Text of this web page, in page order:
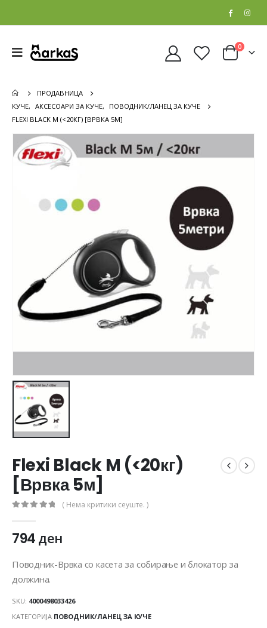
0
ПРОДАВНИЦА
КУЧЕ, АКСЕСОАРИ ЗА КУЧЕ,
ПОВОДНИК/ЛАНЕЦ ЗА КУЧЕ
FLEXI BLACK M (<20КГ) [ВРВКА 5М]
Flexi Black M (<20кг)
[Врвка 5м]
( Нема критики сеуште. )
794ден
Поводник-Врвка со касета за собирање и блокатор за
должина.
SKU: 4000498033426
КАТЕГОРИЈА ПОВОДНИК/ЛАНЕЦ ЗА КУЧЕ